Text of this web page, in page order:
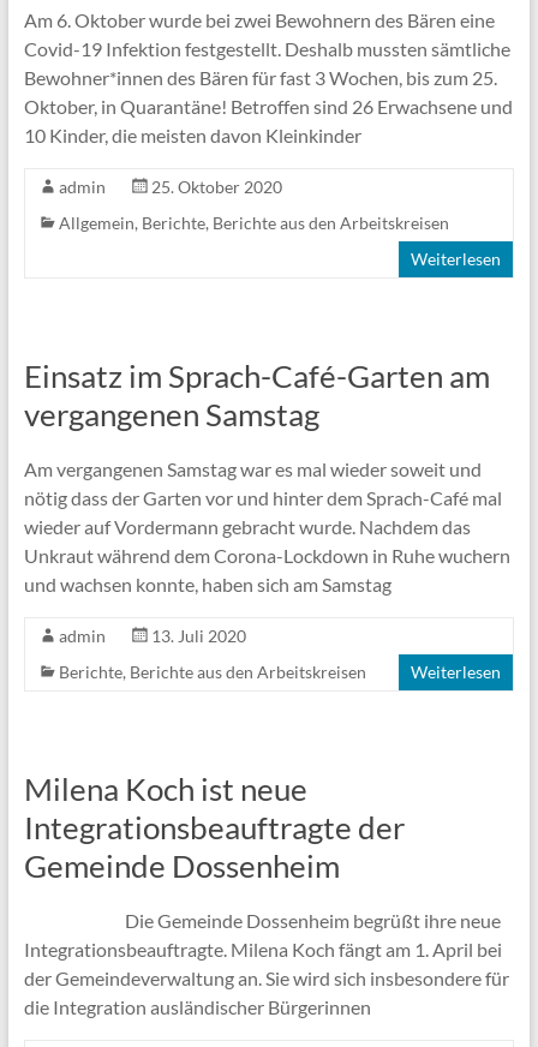
Am 6. Oktober wurde bei zwei Bewohnern des Bären eine
Covid-19 Infektion festgestellt. Deshalb mussten sämtliche
Bewohner*innen des Bären für fast 3 Wochen, bis zum 25.
Oktober, in Quarantäne! Betroffen sind 26 Erwachsene und
10 Kinder, die meisten davon Kleinkinder
admin
25. Oktober 2020
Allgemein, Berichte, Berichte aus den Arbeitskreisen
Weiterlesen
Einsatz im Sprach-Café-Garten am
vergangenen Samstag
Am vergangenen Samstag war es mal wieder soweit und
nötig dass der Garten vor und hinter dem Sprach-Café mal
wieder auf Vordermann gebracht wurde. Nachdem das
Unkraut während dem Corona-Lockdown in Ruhe wuchern
und wachsen konnte, haben sich am Samstag
admin
13. Juli 2020
Berichte, Berichte aus den Arbeitskreisen Weiterlesen
Milena Koch ist neue
Integrationsbeauftragte der
Gemeinde Dossenheim
Die Gemeinde Dossenheim begrüßt ihre neue
Integrationsbeauftragte. Milena Koch fängt am 1. April bei
der Gemeindeverwaltung an. Sie wird sich insbesondere für
die Integration ausländischer Bürgerinnen